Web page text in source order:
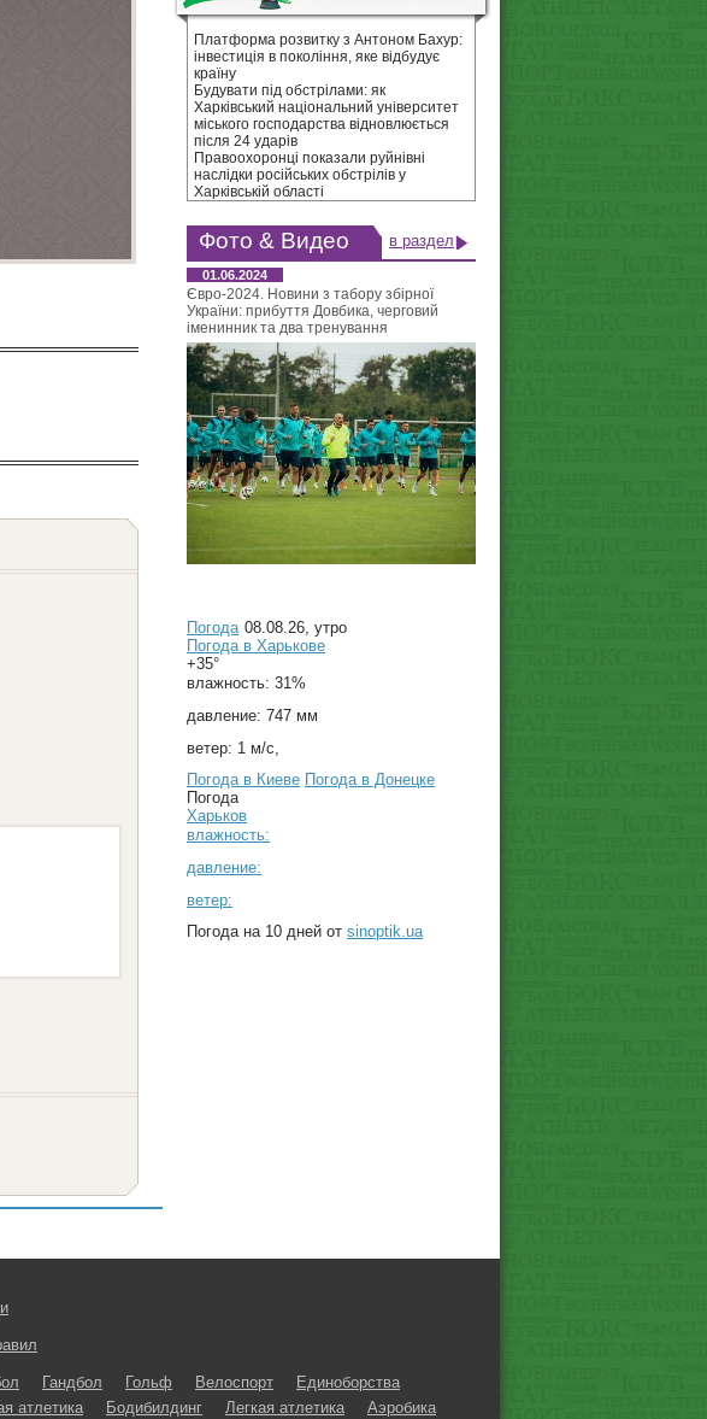
Платформа розвитку з Антоном Бахур:
інвестиція в покоління, яке відбудує
країну
Будувати під обстрілами: як
Харківський національний університет
міського господарства відновлюється
після 24 ударів
Правоохоронці показали руйнівні
наслідки російських обстрілів у
Харківській області
Фото & Видео в раздел
01.06.2024
Євро-2024. Новини з табору збірної
України: прибуття Довбика, черговий
іменинник та два тренування
Погода 08.08.26, утро
Погода в Харькове
+35°
влажность: 31%
давление: 747 мм
ветер: 1 м/с,
Погода в Киеве Погода в Донецке
Погода
Харьков
влажность:
давление:
ветер:
Погода на 10 дней от sinoptik.ua
Гандбол Гольф Велоспорт
Единоборства
атлетика Бодибилдинг Легкая атлетика
Аэробика